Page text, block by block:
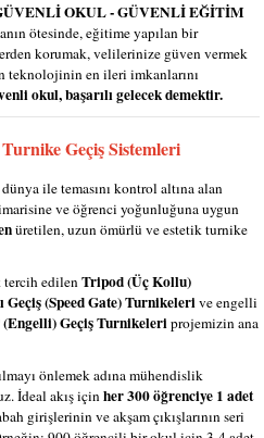
OKUL - GÜVENLİ EĞİTİM
ötesinde, eğitime yapılan bir
korumak, velilerinize güven vermek
teknolojinin en ileri imkanlarını
okul, başarılı gelecek demektir.
Geçiş Sistemleri
ile temasını kontrol altına alan
ve öğrenci yoğunluğuna uygun
üretilen, uzun ömürlü ve estetik turnike
tercih edilenTripod (Üç Kollu)
Geçiş (Speed Gate) Turnikelerive engelli
Geçiş Turnikeleriprojemizin ana
önlemek adına mühendislik
İdeal akış içinher 300 öğrenciye 1 adet
girişlerinin ve akşam çıkışlarının seri